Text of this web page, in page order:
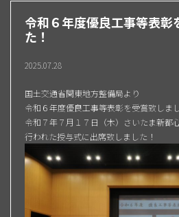
令和６年度優良工事等表彰
た！
2025.07.28
国土交通省関東地方整備局より
令和６年度優良工事等表彰を受賞致しまし
令和７年７月１７日（木）さいたま新都
行われた授与式に出席致しました！